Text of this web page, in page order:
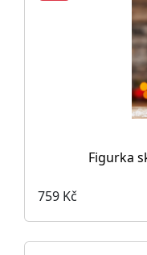
Figurka
759 Kč